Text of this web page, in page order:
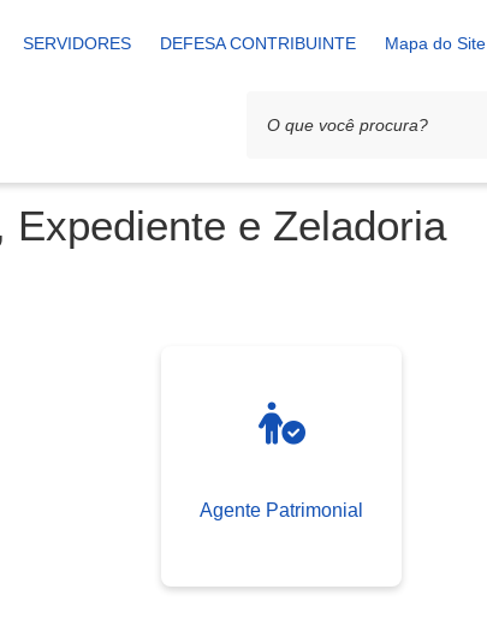
SERVIDORES DEFESA CONTRIBUINTE Mapa do Site
e Zeladoria
Agente Patrimonial